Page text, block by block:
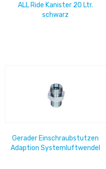
ALL Ride Kanister 20 Ltr.
schwarz
Gerader Einschraubstutzen
Adaption Systemluftwendel